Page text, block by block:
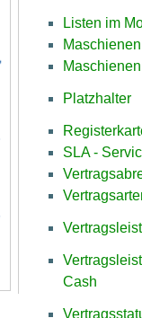
Listen im
Platzhalter
SLA -
Cash